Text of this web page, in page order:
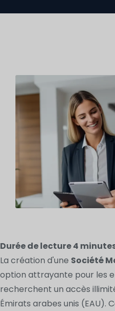
Durée de lecture4
La création d'une Société
option attrayante pour les
recherchent un accès
Émirats arabes unis (EAU).